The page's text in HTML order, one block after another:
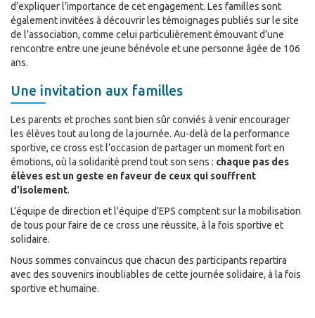
d’expliquer l’importance de cet engagement. Les familles sont
également invitées à découvrir les témoignages publiés sur le site
de l’association, comme celui particulièrement émouvant d’une
rencontre entre une jeune bénévole et une personne âgée de 106
ans.
Une invitation aux familles
Les parents et proches sont bien sûr conviés à venir encourager
les élèves tout au long de la journée. Au-delà de la performance
sportive, ce cross est l’occasion de partager un moment fort en
émotions, où la solidarité prend tout son sens : chaque pas des
élèves est un geste en faveur de ceux qui souffrent
d’isolement.
L’équipe de direction et l’équipe d’EPS comptent sur la mobilisation
de tous pour faire de ce cross une réussite, à la fois sportive et
solidaire.
Nous sommes convaincus que chacun des participants repartira
avec des souvenirs inoubliables de cette journée solidaire, à la fois
sportive et humaine.